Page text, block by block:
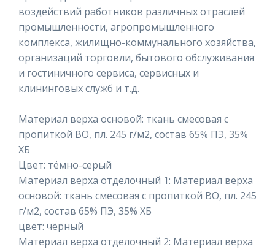
воздействий работников различных отраслей
промышленности, агропромышленного
комплекса, жилищно-коммунального хозяйства,
организаций торговли, бытового обслуживания
и гостиничного сервиса, сервисных и
клининговых служб и т.д.
Материал верха основой: ткань смесовая с
пропиткой ВО, пл. 245 г/м2, состав 65% ПЭ, 35%
ХБ
Цвет: тёмно-серый
Материал верха отделочный 1: Материал верха
основой: ткань смесовая с пропиткой ВО, пл. 245
г/м2, состав 65% ПЭ, 35% ХБ
цвет: чёрный
Материал верха отделочный 2: Материал верха